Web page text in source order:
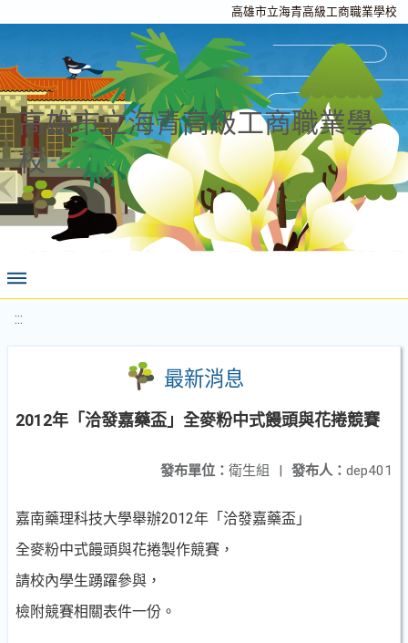
高雄市立海青高級工商職業學校
高雄市立海青高級工商職業學
校
:::
最新消息
2012年「洽發嘉藥盃」全麥粉中式饅頭與花捲競賽
發布人： dep401
發布單位： 衛生組 |
嘉南藥理科技大學舉辦2012年「洽發嘉藥盃」
全麥粉中式饅頭與花捲製作競賽，
請校內學生踴躍參與，
檢附競賽相關表件一份。